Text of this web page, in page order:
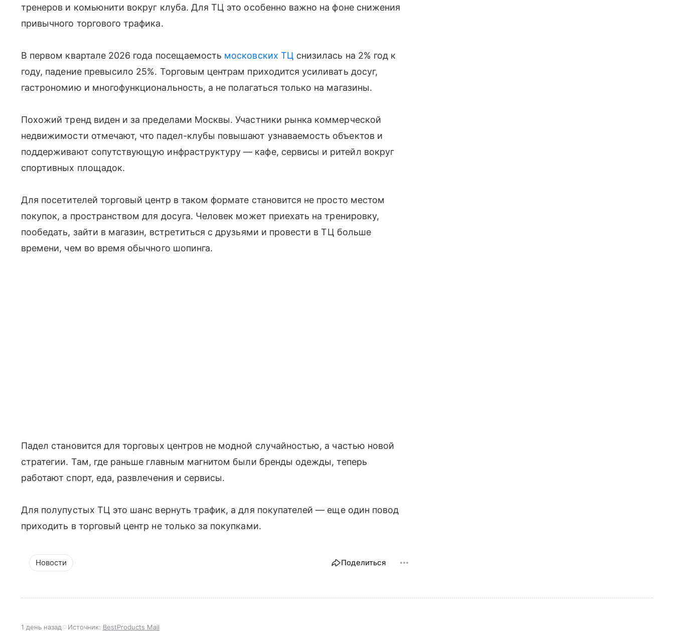
тренеров и комьюнити вокруг клуба. Для ТЦ это особенно важно на фоне снижения
привычного торгового трафика.
В первом квартале 2026 года посещаемость московских ТЦ снизилась на 2% год к
году, падение превысило 25%. Торговым центрам приходится усиливать досуг,
гастрономию и многофункциональность, а не полагаться только на магазины.
Похожий тренд виден и за пределами Москвы. Участники рынка коммерческой
недвижимости отмечают, что падел-клубы повышают узнаваемость объектов и
поддерживают сопутствующую инфраструктуру — кафе, сервисы и ритейл вокруг
спортивных площадок.
Для посетителей торговый центр в таком формате становится не просто местом
покупок, а пространством для досуга. Человек может приехать на тренировку,
пообедать, зайти в магазин, встретиться с друзьями и провести в ТЦ больше
времени, чем во время обычного шопинга.
Падел становится для торговых центров не модной случайностью, а частью новой
стратегии. Там, где раньше главным магнитом были бренды одежды, теперь
работают спорт, еда, развлечения и сервисы.
Для полупустых ТЦ это шанс вернуть трафик, а для покупателей — еще один повод
приходить в торговый центр не только за покупками.
Новости Поделиться
1 день назад Источник: BestProducts Mail